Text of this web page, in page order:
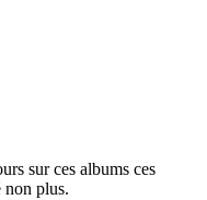
sur ces albums ces
non plus.